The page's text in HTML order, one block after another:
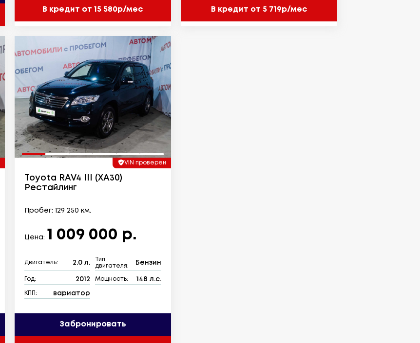
В кредит от 15 580р/мес В кредит от 5 719р/мес
VIN проверен
Toyota RAV4 III (XA30)
Рестайлинг
Пробег: 129 250 км.
Цена: 1 009 000 р.
Двигатель: 2.0 л.
Тип
двигателя:
Бензин
Год: 2012 Мощность: 148 л.с.
КПП: вариатор
Забронировать